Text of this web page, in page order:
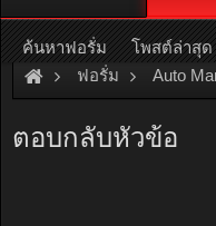
หรืออ่านราย
ฟอรั่ม Auto
ตอบกลับหัวข้อ
ค้นหาฟอรั่ม โพสต์ล่าสุด